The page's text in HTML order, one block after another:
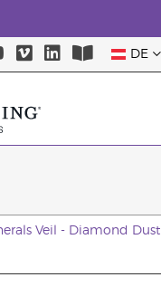
DE
Veil - Diamond Dust